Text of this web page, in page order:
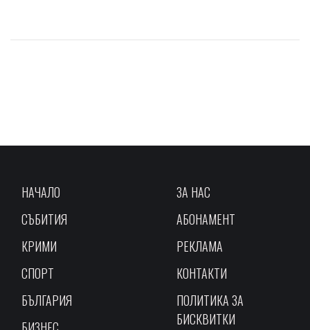
НАЧАЛО
СЪБИТИЯ
КРИМИ
СПОРТ
БЪЛГАРИЯ
ЗА НАС
АБОНАМЕНТ
РЕКЛАМА
КОНТАКТИ
ПОЛИТИКА ЗА
БИСКВИТКИ